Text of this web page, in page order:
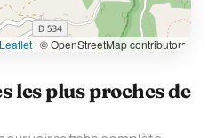
Leaflet | © OpenStreetMap contributors
les plus proches de